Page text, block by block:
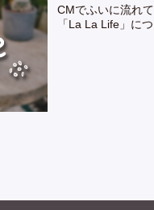
CMでふいに流れ
「La La Life」に